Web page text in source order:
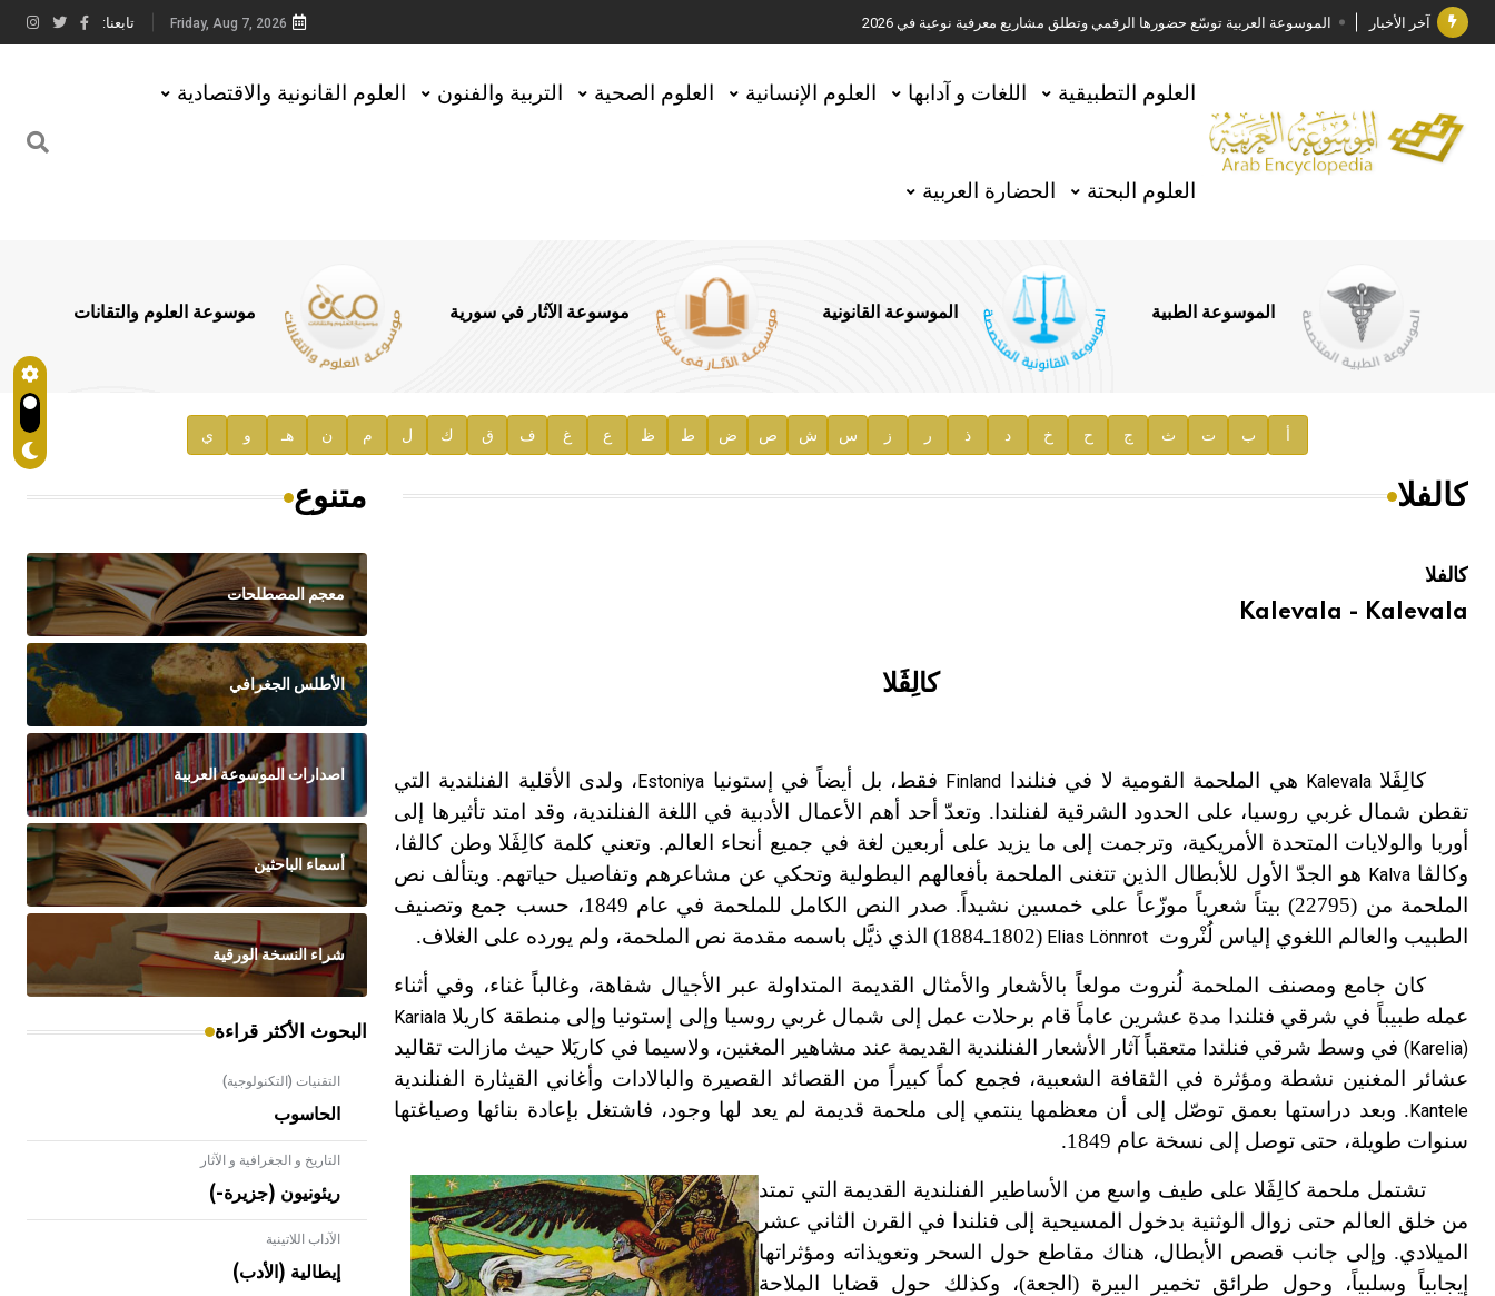
آخر الأخبار الموسوعة العربية توسّع حضورها الرقمي وتطلق مشاريع معرفية نوعية في 2026
جائزة مجمع الملك سلمان العالمي للغة العربية 2025
الأستاذ إياد خالد الطباع مدير عام لهيئة الموسوعة العربية
السيد محمد ياسين صالح وزيرا للثقافة
توصيات مجلس الإدارة
صدور المجلد السابع من موسوعة الآثار في سورية
إعلان..
Friday, Aug 7, 2026 تابعنا:
العلوم التطبيقية اللغات و آدابها العلوم الإنسانية العلوم الصحية التربية والفنون العلوم القانونية والاقتصادية
العلوم البحتة الحضارة العربية
الموسوعة الطبية الموسوعة القانونية موسوعة الآثار في سورية موسوعة العلوم والتقانات
أ ب ت ث ج ح خ د ذ ر ز س ش ص ض ط ظ ع غ ف ق ك ل م ن هـ و ي
كالفلا
كالفلا
Kalevala - Kalevala
كالِڤَلا
كالِڤَلاKalevala هي الملحمة القومية لا في فنلندا Finland فقط، بل أيضاً في إستونيا Estoniya، ولدى الأقلية الفنلندية التي
تقطن شمال غربي روسيا، على الحدود الشرقية لفنلندا. وتعدّ أحد أهم الأعمال الأدبية في اللغة الفنلندية، وقد امتد تأثيرها إلى
أوربا والولايات المتحدة الأمريكية، وترجمت إلى ما يزيد على أربعين لغة في جميع أنحاء العالم. وتعني كلمة كالِڤَلا وطن كالڤا،
وكالڤاKalva هو الجدّ الأول للأبطال الذين تتغنى الملحمة بأفعالهم البطولية وتحكي عن مشاعرهم وتفاصيل حياتهم. ويتألف نص
الملحمة من (22795) بيتاً شعرياً موزّعاً على خمسين نشيداً. صدر النص الكامل للملحمة في عام 1849، حسب جمع وتصنيف
الطبيب والعالم اللغوي إلياس لُنْروت Elias Lönnrot (1802ـ1884) الذي ذيَّل باسمه مقدمة نص الملحمة، ولم يورده على الغلاف.
كان جامع ومصنف الملحمة لُنروت مولعاً بالأشعار والأمثال القديمة المتداولة عبر الأجيال شفاهة، وغالباً غناء، وفي أثناء
عمله طبيباً في شرقي فنلندا مدة عشرين عاماً قام برحلات عمل إلى شمال غربي روسيا وإلى إستونيا وإلى منطقة كاريلا Kariala
(Karelia) في وسط شرقي فنلندا متعقباً آثار الأشعار الفنلندية القديمة عند مشاهير المغنين، ولاسيما في كاريَلا حيث مازالت تقاليد
عشائر المغنين نشطة ومؤثرة في الثقافة الشعبية، فجمع كماً كبيراً من القصائد القصيرة والبالادات وأغاني القيثارة الفنلندية
Kantele. وبعد دراستها بعمق توصّل إلى أن معظمها ينتمي إلى ملحمة قديمة لم يعد لها وجود، فاشتغل بإعادة بنائها وصياغتها
سنوات طويلة، حتى توصل إلى نسخة عام 1849.
تشتمل ملحمة كالِڤَلا على طيف واسع من الأساطير الفنلندية القديمة التي تمتد
من خلق العالم حتى زوال الوثنية بدخول المسيحية إلى فنلندا في القرن الثاني عشر
الميلادي. وإلى جانب قصص الأبطال، هناك مقاطع حول السحر وتعويذاته ومؤثراتها
إيجابياً وسلبياً، وحول طرائق تخمير البيرة (الجعة)، وكذلك حول قضايا الملاحة
متنوع
معجم المصطلحات
الأطلس الجغرافي
اصدارات الموسوعة العربية
أسماء الباحثين
شراء النسخة الورقية
البحوث الأكثر قراءة
التقنيات (التكنولوجية)
الحاسوب
التاريخ و الجغرافية و الآثار
ريئونيون (جزيرة-)
الآداب اللاتينية
إيطالية (الأدب)